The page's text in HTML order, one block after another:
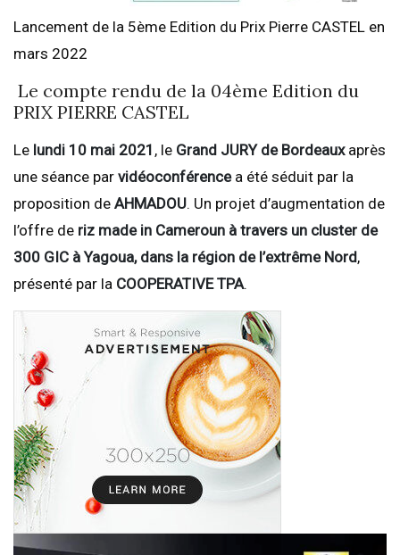
Lancement de la 5ème Edition du Prix Pierre CASTEL en
mars 2022
Le compte rendu de la 04ème Edition du
PRIX PIERRE CASTEL
Le lundi 10 mai 2021 , le Grand JURY de Bordeauxaprès
une séance par vidéoconférencea été séduit par la
proposition de AHMADOU. Un projet d’augmentation de
l’offre de riz made in Cameroun à travers un cluster de
300 GIC à Yagoua, dans la région de l’extrême Nord,
présenté par la COOPERATIVE TPA.